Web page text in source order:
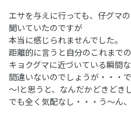
エサを与えに行っても、仔グマ
聞いていたのですが
本当に感じられませんでした。
距離的に言うと自分のこれまで
キョクグマに近づいている瞬間
間違いないのでしょうが・・・
～!と思うと、なんだかどきどき
でも全く気配なし・・・う～ん